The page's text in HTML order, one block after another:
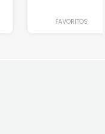
FAVORITOS